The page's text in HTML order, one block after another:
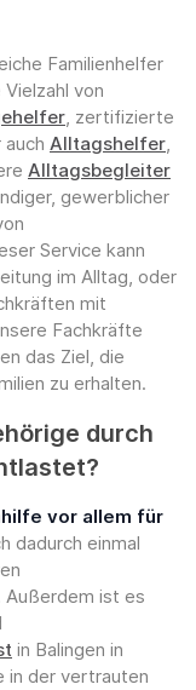
Familienhelfer
von
, zertifizierte
auch Alltagshelfer,
Alltagsbegleiter
gewerblicher
Service kann
im Alltag, oder
mit
Fachkräfte
das Ziel, die
zu erhalten.
durch
vor allem für
dadurch einmal
Außerdem ist es
in Balingen in
in der vertrauten